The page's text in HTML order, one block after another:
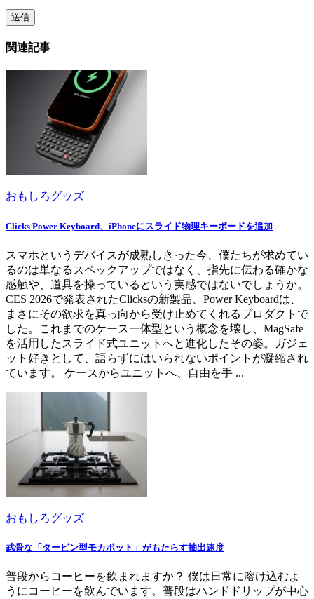
関連記事
おもしろグッズ
Clicks Power Keyboard、iPhoneにスライド物理キーボードを追加
スマホというデバイスが成熟しきった今、僕たちが求めてい
るのは単なるスペックアップではなく、指先に伝わる確かな
感触や、道具を操っているという実感ではないでしょうか。
CES 2026で発表されたClicksの新製品、Power Keyboardは、
まさにその欲求を真っ向から受け止めてくれるプロダクトで
した。これまでのケース一体型という概念を壊し、MagSafe
を活用したスライド式ユニットへと進化したその姿。ガジェ
ット好きとして、語らずにはいられないポイントが凝縮され
ています。 ケースからユニットへ、自由を手 ...
おもしろグッズ
武骨な「タービン型モカポット」がもたらす抽出速度
普段からコーヒーを飲まれますか？ 僕は日常に溶け込むよ
うにコーヒーを飲んでいます。普段はハンドドリップが中心